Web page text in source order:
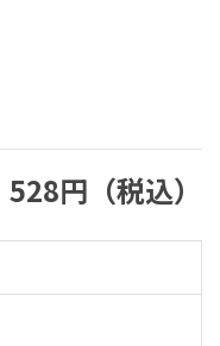
528円（税込）